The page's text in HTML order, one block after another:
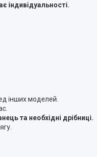
індивідуальності.
інших моделей.
та необхідні дрібниці.